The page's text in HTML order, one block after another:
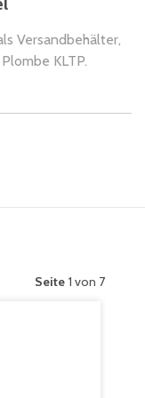
Versandbehälter,
KLTP.
Seite 1 von 7